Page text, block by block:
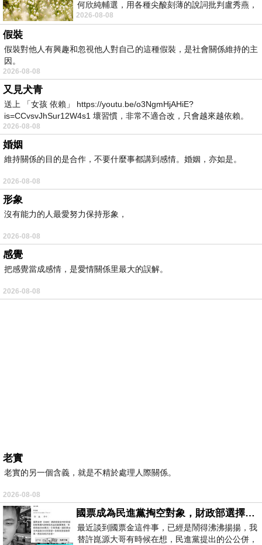
何欣純輔選，用各種尖酸刻薄的說詞批判盧秀燕，
罵她施政滿意度輸給陳其邁，甚至還說盧
2026-08-08
假裝
假裝對他人有興趣和忽視他人對自己的這種假裝，是社會關係維持的主
因。
2026-08-08
又見犬青
送上 「女孩 依賴」 https://youtu.be/o3NgmHjAHiE?
is=CCvsvJhSur12W4s1 壞習慣，非常不適合改，只會越來越依賴。
我害怕的
2026-08-08
婚姻
維持關係的目的是合作，不要什麼事都講到感情。婚姻，亦如是。
2026-08-08
形象
沒有能力的人最愛努力保持形象，
2026-08-08
感覺
把感覺當成感情，是愛情關係里最大的誤解。
2026-08-08
老實
老實的另一個含義，就是不精於處理人際關係。
2026-08-08
國票成為民進黨掏空對象，財政部選擇性失憶
最近談到國票金這件事，已經是鬧得沸沸揚揚，我
替許崑源大哥有時候在想，民進黨提出的公公併，